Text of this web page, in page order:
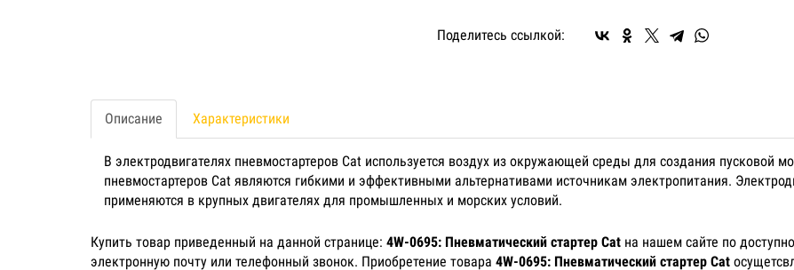
Поделитесь ссылкой:
Описание Характеристики
В электродвигателях пневмостартеров Cat используется воздух из окружающей среды для создания пусковой
пневмостартеров Cat являются гибкими и эффективными альтернативами источникам электропитания.
применяются в крупных двигателях для промышленных и морских условий.
Купить товар приведенный на данной странице: 4W-0695: Пневматический стартер Cat на нашем сайте по
электронную почту или телефонный звонок. Приобретение товара 4W-0695: Пневматический стартер Cat